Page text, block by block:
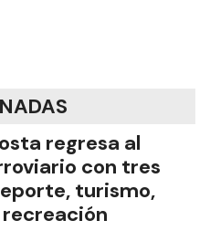
regresa al
con tres
turismo,